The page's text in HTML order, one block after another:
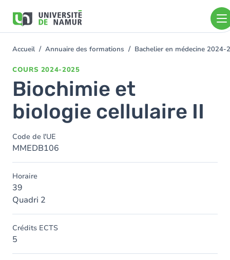
contenu
You
Accueil Annuaire des formations Bachelier en médecine 2024-
COURS 2024-2025
Biochimie et
biologie cellulaire II
Code de l'UE
MMEDB106
Horaire
39
Quadri 2
Crédits ECTS
5